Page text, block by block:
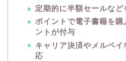
定期的に半額セールなど
ポイントで電子書籍を購
ントが付与
キャリア決済やメルペ
応